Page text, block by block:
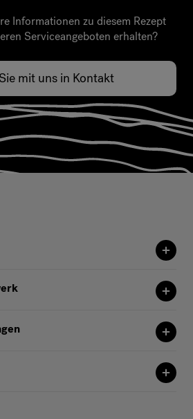
Informationen zu diesem Rezept
Serviceangeboten erhalten?
mit uns in Kontakt